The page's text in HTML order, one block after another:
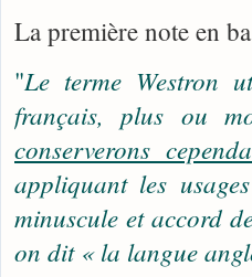
La première note en
"Le terme Westron
français, plus ou
conserverons
appliquant les
minuscule et accord
on dit « la langue